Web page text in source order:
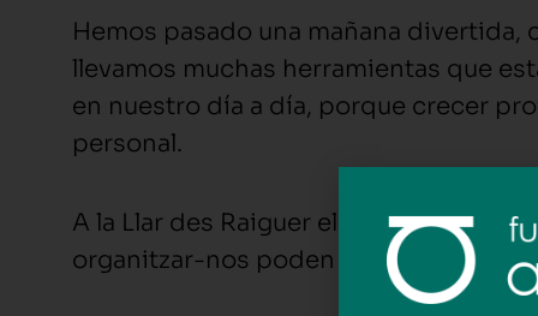
Hemos pasado una mañana
llevamos muchas herramientas que
en nuestro día a día, porque crecer
personal.
A la Llar des Raiguer els petits canvis
organitzar-nos poden transformar el